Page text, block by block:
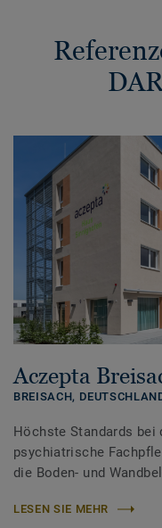
Aczepta
BREISACH,
Höchste Standards bei
psychiatrische
die Boden- und
LESEN SIE MEHR